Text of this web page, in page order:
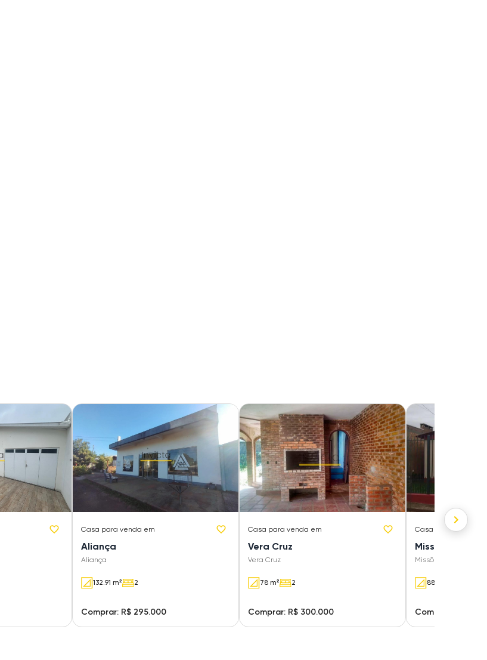
Casa para venda em
Aliança
Aliança
132.91 m² 2
Comprar: R$ 295.000
Casa para venda em
Vera Cruz
Vera Cruz
78 m² 2
Comprar: R$ 300.000
Casa para venda
Missões
Missões
88 m²
Comprar: R$